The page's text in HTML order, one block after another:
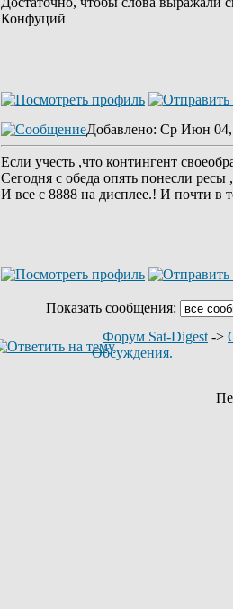
Конфуций
Добавлено: Ср Июн 04,
Если учесть ,что контингент
Сегодня с обеда опять понесли
И все с 8888 на дисплее.! И почти в
Показать сообщения:
Форум Sat-Digest ->
Обсуждения.